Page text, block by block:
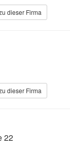
dieser Firma
dieser Firma
22